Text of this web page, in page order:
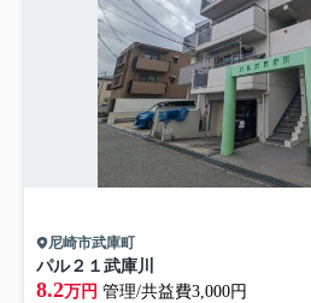
尼崎市武庫町
パル２１武庫川
8.2万円 管理/共益費3,000円